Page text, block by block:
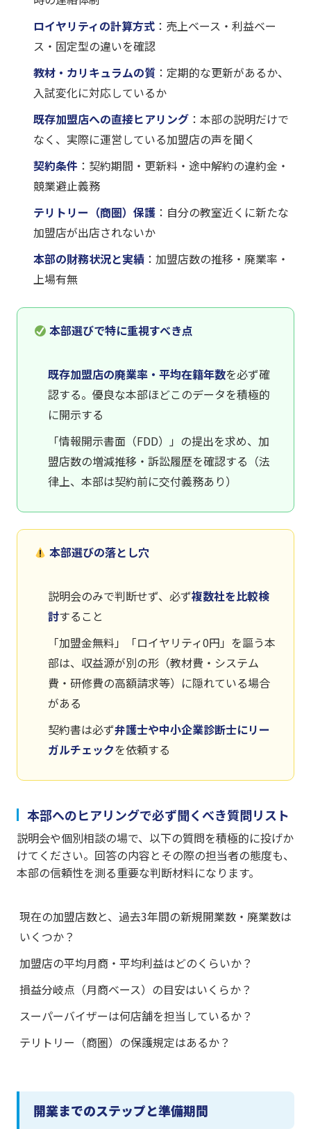
ロイヤリティの計算方式 ：売上ベース・利益ベー
ス・固定型の違いを確認
教材・カリキュラムの質 ：定期的な更新があるか、
入試変化に対応しているか
既存加盟店への直接ヒアリング ：本部の説明だけで
なく、実際に運営している加盟店の声を聞く
契約条件 ：契約期間・更新料・途中解約の違約金・
競業避止義務
テリトリー（商圏）保護 ：自分の教室近くに新たな
加盟店が出店されないか
本部の財務状況と実績 ：加盟店数の推移・廃業率・
上場有無
本部選びで特に重視すべき点
既存加盟店の廃業率・平均在籍年数を必ず確
認する。優良な本部ほどこのデータを積極的
に開示する
「情報開示書面（FDD）」の提出を求め、加
盟店数の増減推移・訴訟履歴を確認する（法
律上、本部は契約前に交付義務あり）
本部選びの落とし穴
説明会のみで判断せず、必ず複数社を比較検
討すること
「加盟金無料」「ロイヤリティ0円」を謳う本
部は、収益源が別の形（教材費・システム
費・研修費の高額請求等）に隠れている場合
がある
契約書は必ず弁護士や中小企業診断士にリー
ガルチェックを依頼する
本部へのヒアリングで必ず聞くべき質問リスト
説明会や個別相談の場で、以下の質問を積極的に投げか
けてください。回答の内容とその際の担当者の態度も、
本部の信頼性を測る重要な判断材料になります。
現在の加盟店数と、過去3年間の新規開業数・廃業数は
いくつか？
加盟店の平均月商・平均利益はどのくらいか？
損益分岐点（月商ベース）の目安はいくらか？
スーパーバイザーは何店舗を担当しているか？
テリトリー（商圏）の保護規定はあるか？
開業までのステップと準備期間